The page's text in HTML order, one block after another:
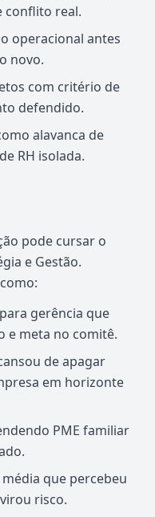
conflito real.
operacional antes
novo.
com critério de
defendido.
alavanca de
RH isolada.
pode cursar o
e Gestão.
gerência que
e meta no comitê.
de apagar
em horizonte
PME familiar
que percebeu
risco.